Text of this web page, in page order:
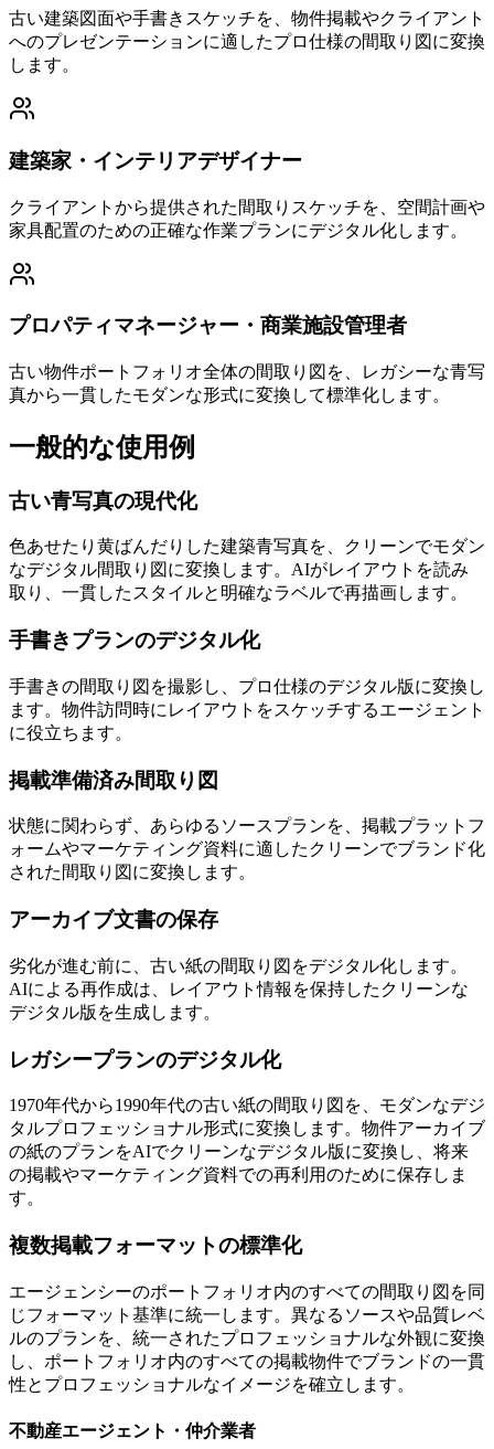
古い建築図面や手書きスケッチを、物件掲載やクライアント
へのプレゼンテーションに適したプロ仕様の間取り図に変換
します。
建築家・インテリアデザイナー
クライアントから提供された間取りスケッチを、空間計画や
家具配置のための正確な作業プランにデジタル化します。
プロパティマネージャー・商業施設管理者
古い物件ポートフォリオ全体の間取り図を、レガシーな青写
真から一貫したモダンな形式に変換して標準化します。
一般的な使用例
古い青写真の現代化
色あせたり黄ばんだりした建築青写真を、クリーンでモダン
なデジタル間取り図に変換します。AIがレイアウトを読み
取り、一貫したスタイルと明確なラベルで再描画します。
手書きプランのデジタル化
手書きの間取り図を撮影し、プロ仕様のデジタル版に変換し
ます。物件訪問時にレイアウトをスケッチするエージェント
に役立ちます。
掲載準備済み間取り図
状態に関わらず、あらゆるソースプランを、掲載プラットフ
ォームやマーケティング資料に適したクリーンでブランド化
された間取り図に変換します。
アーカイブ文書の保存
劣化が進む前に、古い紙の間取り図をデジタル化します。
AIによる再作成は、レイアウト情報を保持したクリーンな
デジタル版を生成します。
レガシープランのデジタル化
1970年代から1990年代の古い紙の間取り図を、モダンなデジ
タルプロフェッショナル形式に変換します。物件アーカイブ
の紙のプランをAIでクリーンなデジタル版に変換し、将来
の掲載やマーケティング資料での再利用のために保存しま
す。
複数掲載フォーマットの標準化
エージェンシーのポートフォリオ内のすべての間取り図を同
じフォーマット基準に統一します。異なるソースや品質レベ
ルのプランを、統一されたプロフェッショナルな外観に変換
し、ポートフォリオ内のすべての掲載物件でブランドの一貫
性とプロフェッショナルなイメージを確立します。
不動産エージェント・仲介業者